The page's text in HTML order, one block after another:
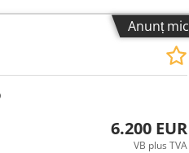
Anunț mic
6.200 EUR
VB plus TVA